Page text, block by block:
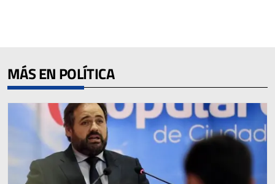
MÁS EN POLÍTICA